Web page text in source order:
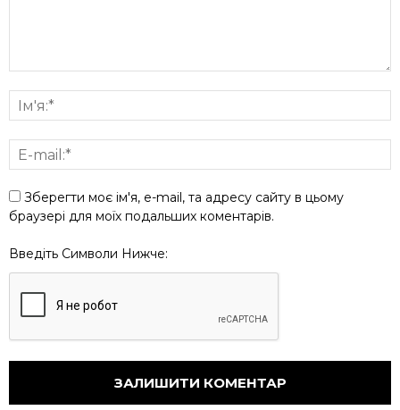
Зберегти моє ім'я, e-mail, та адресу сайту в цьому
браузері для моїх подальших коментарів.
Введіть Символи Нижче: